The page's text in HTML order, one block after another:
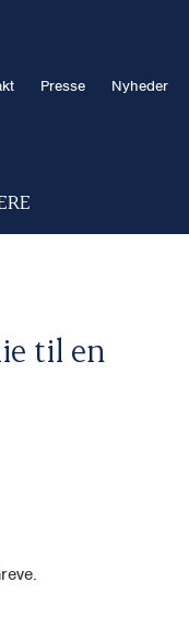
Presse Nyheder
til en